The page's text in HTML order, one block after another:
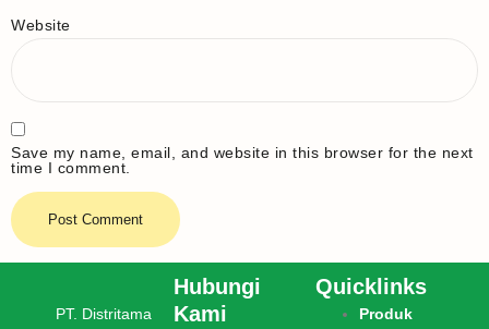
Website
Save my name, email, and website in this browser for the next
time I comment.
PT. Distritama
Hubungi
Kami
Quicklinks
Produk